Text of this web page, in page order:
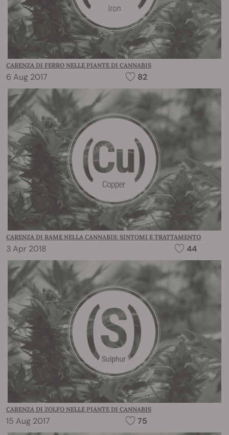
CARENZA DI FERRO NELLE PIANTE DI CANNABIS
6 Aug 2017 82
CARENZA DI RAME NELLA CANNABIS: SINTOMI E TRATTAMENTO
3 Apr 2018 44
CARENZA DI ZOLFO NELLE PIANTE DI CANNABIS
15 Aug 2017 75